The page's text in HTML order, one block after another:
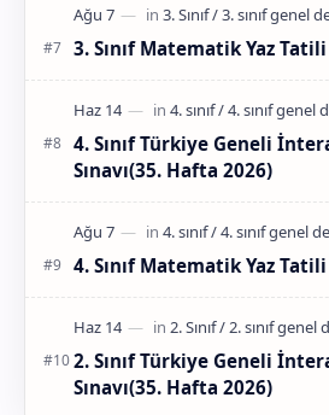
3. Sınıf Matematik Yaz Tatili
4. Sınıf Türkiye Geneli
Sınavı(35. Hafta 2026)
4. Sınıf Matematik Yaz Tatili
2. Sınıf Türkiye Geneli
Sınavı(35. Hafta 2026)